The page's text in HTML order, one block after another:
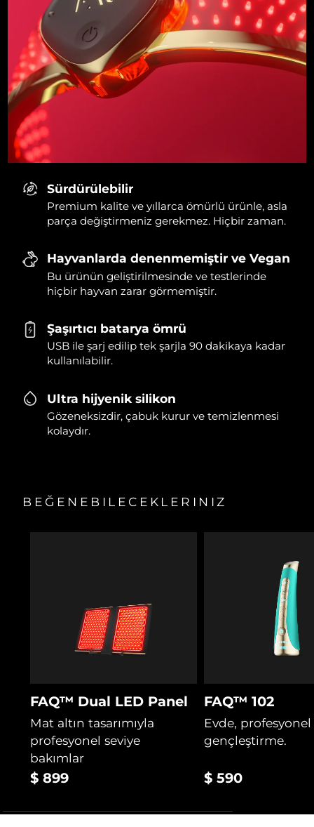
Sürdürülebilir
Premium kalite ve yıllarca ömürlü ürünle, asla
parça değiştirmeniz gerekmez. Hiçbir zaman.
Hayvanlarda denenmemiştir ve Vegan
Bu ürünün geliştirilmesinde ve testlerinde
hiçbir hayvan zarar görmemiştir.
Şaşırtıcı batarya ömrü
USB ile şarj edilip tek şarjla 90 dakikaya kadar
kullanılabilir.
Ultra hijyenik silikon
Gözeneksizdir, çabuk kurur ve temizlenmesi
kolaydır.
BEĞENEBILECEKLERINIZ
FAQ™ Dual LED Panel
Mat altın tasarımıyla
profesyonel seviye
bakımlar
$ 899
FAQ™ 102
Evde,
gençleştirme.
$ 590